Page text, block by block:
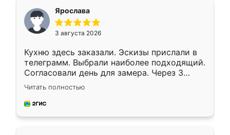
Ярослава
3 августа 2026
Кухню здесь заказали. Эскизы прислали в
телеграмм. Выбрали наиболее подходящий.
Согласовали день для замера. Через 3
недели кухня была уже готова. Остались
довольны работой. Спасибо Ренессанс
мебель за качественную работу!
Читать полностью